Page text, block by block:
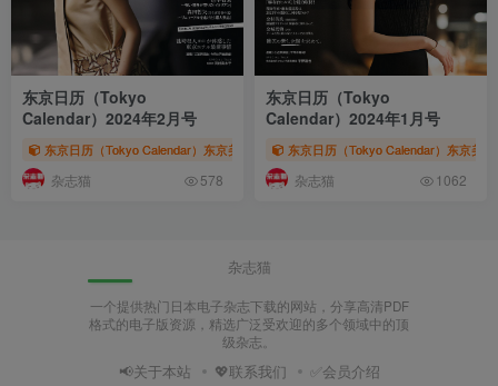
东京日历（Tokyo
Calendar）2024年2月号
东京日历（Tokyo Calendar）东京美食杂志 # 东京日历 # 东京カレンダー
杂志猫 578
东京日历（Tokyo
Calendar）2024年1月号
东京日历（Tokyo Calendar）东京美
杂志猫 1062
杂志猫
一个提供热门日本电子杂志下载的网站，分享高清PDF
格式的电子版资源，精选广泛受欢迎的多个领域中的顶
级杂志。
📢关于本站 💖联系我们 ✅会员介绍